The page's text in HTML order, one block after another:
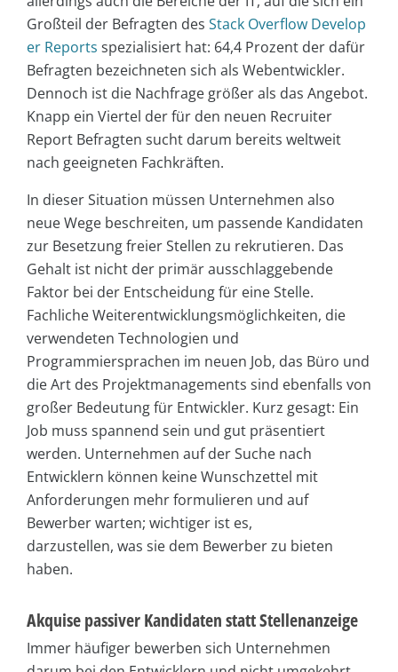
Großteil der Befragten des Stack Overflow Develop
er Reports spezialisiert hat: 64,4 Prozent der dafür
Befragten bezeichneten sich als Webentwickler.
Dennoch ist die Nachfrage größer als das Angebot.
Knapp ein Viertel der für den neuen Recruiter
Report Befragten sucht darum bereits weltweit
nach geeigneten Fachkräften.
In dieser Situation müssen Unternehmen also
neue Wege beschreiten, um passende Kandidaten
zur Besetzung freier Stellen zu rekrutieren. Das
Gehalt ist nicht der primär ausschlaggebende
Faktor bei der Entscheidung für eine Stelle.
Fachliche Weiterentwicklungsmöglichkeiten, die
verwendeten Technologien und
Programmiersprachen im neuen Job, das Büro und
die Art des Projektmanagements sind ebenfalls von
großer Bedeutung für Entwickler. Kurz gesagt: Ein
Job muss spannend sein und gut präsentiert
werden. Unternehmen auf der Suche nach
Entwicklern können keine Wunschzettel mit
Anforderungen mehr formulieren und auf
Bewerber warten; wichtiger ist es,
darzustellen, was sie dem Bewerber zu bieten
haben.
Akquise passiver Kandidaten statt Stellenanzeige
Immer häufiger bewerben sich Unternehmen